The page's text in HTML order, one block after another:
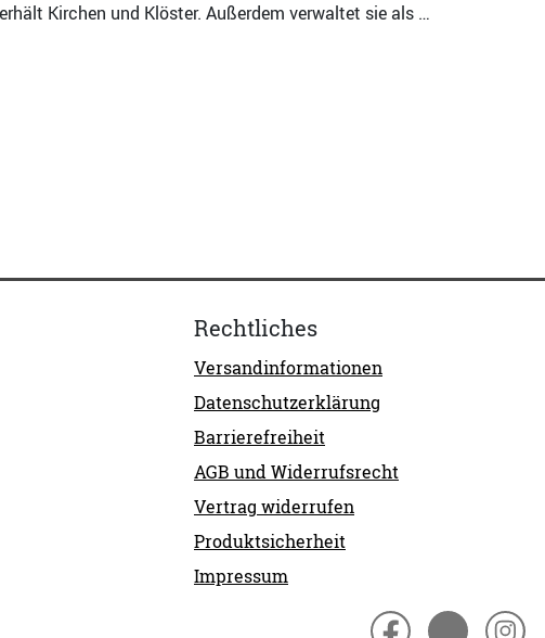
Kirchen und Klöster. Außerdem verwaltet sie als …
Rechtliches
Versandinformationen
Datenschutzerklärung
Barrierefreiheit
AGB und Widerrufsrecht
Vertrag widerrufen
Produktsicherheit
Impressum